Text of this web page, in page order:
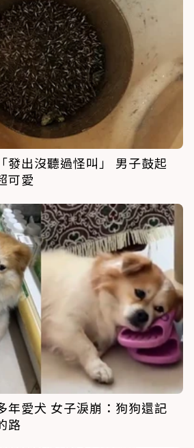
發出沒聽過怪叫」 男子鼓起
可愛
年愛犬 女子淚崩：狗狗還記
路